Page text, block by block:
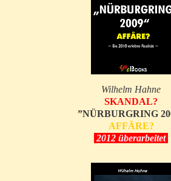
Wilhelm Hahne
SKANDAL?
”NÜRBURGRING
AFFÄRE?
2012 überarbeitet